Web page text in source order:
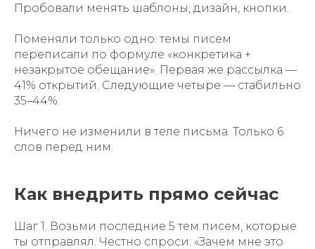
Пробовали менять шаблоны, дизайн, кнопки.
Поменяли только одно: темы писем
переписали по формуле «конкретика +
незакрытое обещание». Первая же рассылка —
41% открытий. Следующие четыре — стабильно
35–44%.
Ничего не изменили в теле письма. Только 6
слов перед ним.
Как внедрить прямо сейчас
Шаг 1. Возьми последние 5 тем писем, которые
ты отправлял. Честно спроси: «Зачем мне это